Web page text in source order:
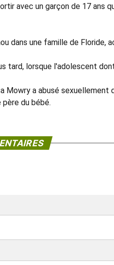
avec un garçon de 17 ans
dans une famille de Floride,
tard, lorsque l'adolescent
Mowry a abusé sexuellement
du bébé.